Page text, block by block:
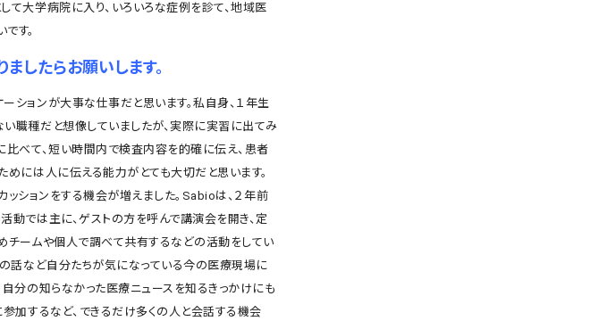
て大学病院に入り、いろいろな症例を診て、地域医
す。
したらお願いします。
ションが大事な仕事だと思います。私自身、１年生
職種だと想像していましたが、実際に実習に出てみ
比べて、短い時間内で検査内容を的確に伝え、患者
には人に伝える能力がとても大切だと思います。
ッションをする機会が増えました。Sabioは、２年前
動では主に、ゲストの方を呼んで講演会を開き、定
チームや個人で調べて共有するなどの活動をしてい
話など自分たちが気になっている今の医療現場に
分の知らなかった医療ニュースを知るきっかけにも
加するなど、できるだけ多くの人と会話する機会